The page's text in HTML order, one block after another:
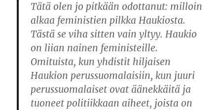
Tätä olen jo pitkään odottanut: milloin
alkaa feministien pilkka Haukiosta.
Tästä se viha sitten vain yltyy. Haukio
on liian nainen feministeille.
Omituista, kun yhdistit hiljaisen
Haukion perussuomalaisiin, kun juuri
perussuomalaiset ovat äänekkäitä ja
tuoneet politiikkaan aiheet, joista on